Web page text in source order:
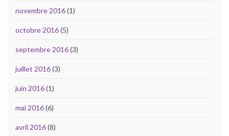
novembre 2016(1)
octobre 2016(5)
septembre 2016(3)
juillet 2016(3)
juin 2016(1)
mai 2016(6)
avril 2016(8)